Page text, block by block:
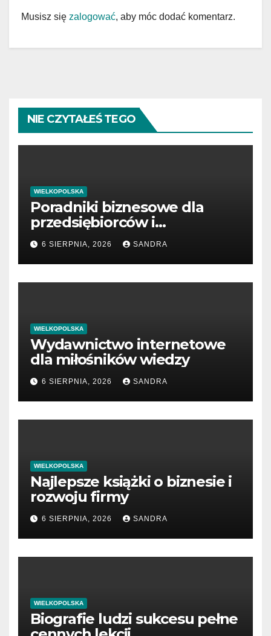
Musisz się zalogować, aby móc dodać komentarz.
NIE CZYTAŁEŚ TEGO
WIELKOPOLSKA
Poradniki biznesowe dla
przedsiębiorców i
menedżerów
6 SIERPNIA, 2026 SANDRA
WIELKOPOLSKA
Wydawnictwo internetowe
dla miłośników wiedzy
6 SIERPNIA, 2026 SANDRA
WIELKOPOLSKA
Najlepsze książki o biznesie i
rozwoju firmy
6 SIERPNIA, 2026 SANDRA
WIELKOPOLSKA
Biografie ludzi sukcesu pełne